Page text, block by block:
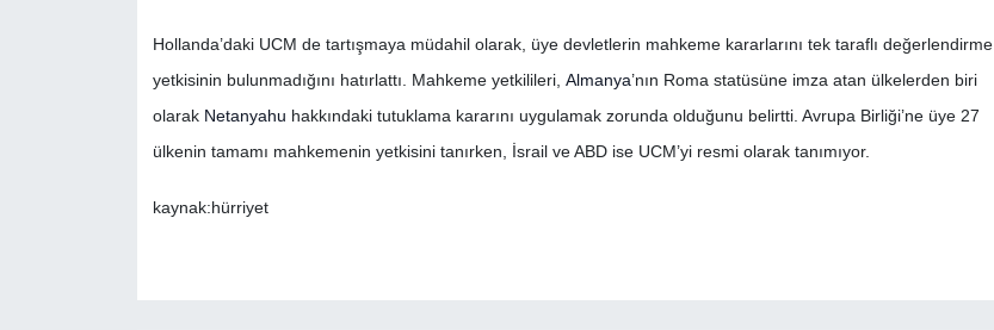
Hollanda’daki UCM de tartışmaya müdahil olarak, üye devletlerin mahkeme kararlarını tek taraflı değerlendirme
yetkisinin bulunmadığını hatırlattı. Mahkeme yetkilileri, Almanya’nın Roma statüsüne imza atan ülkelerden biri
olarak Netanyahu hakkındaki tutuklama kararını uygulamak zorunda olduğunu belirtti. Avrupa Birliği’ne üye 27
ülkenin tamamı mahkemenin yetkisini tanırken, İsrail ve ABD ise UCM’yi resmi olarak tanımıyor.
kaynak:hürriyet